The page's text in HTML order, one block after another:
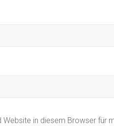
Website in diesem Browser für